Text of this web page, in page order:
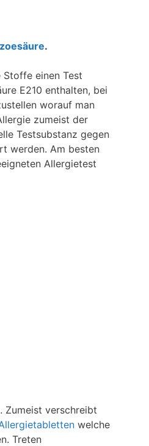
.
einen Test
E210 enthalten, bei
worauf man
zumeist der
Testsubstanz gegen
werden. Am besten
Allergietest
Zumeist verschreibt
welche
Treten